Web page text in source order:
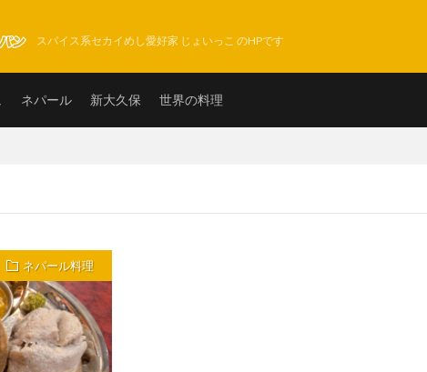
スパイス系セカイめし愛好家 じょいっこ のHPです
ネパール 新大久保 世界の料理
ネパール料理